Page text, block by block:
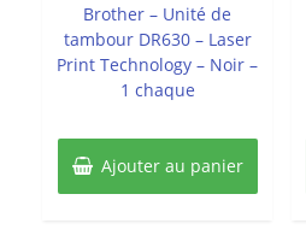
Brother – Unité de
tambour DR630 – Laser
Print Technology – Noir –
1 chaque
Ajouter au panier